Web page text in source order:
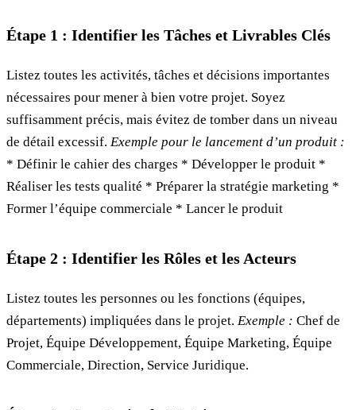
Étape 1 : Identifier les Tâches et Livrables Clés
Listez toutes les activités, tâches et décisions importantes
nécessaires pour mener à bien votre projet. Soyez
suffisamment précis, mais évitez de tomber dans un niveau
de détail excessif. Exemple pour le lancement d’un produit :
* Définir le cahier des charges * Développer le produit *
Réaliser les tests qualité * Préparer la stratégie marketing *
Former l’équipe commerciale * Lancer le produit
Étape 2 : Identifier les Rôles et les Acteurs
Listez toutes les personnes ou les fonctions (équipes,
départements) impliquées dans le projet. Exemple : Chef de
Projet, Équipe Développement, Équipe Marketing, Équipe
Commerciale, Direction, Service Juridique.